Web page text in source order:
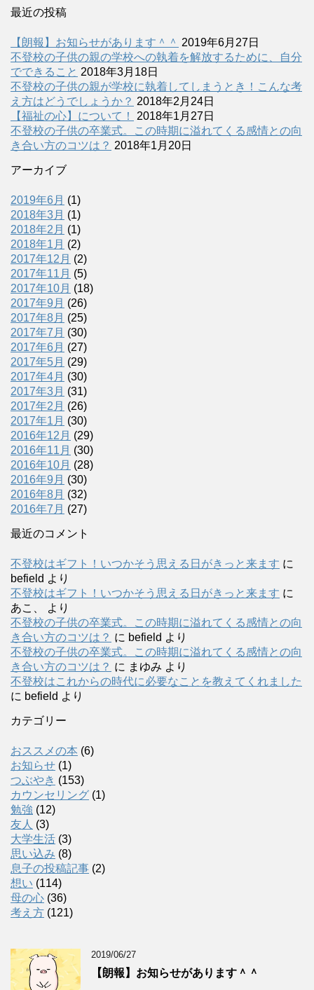
最近の投稿
【朗報】お知らせがあります＾＾ 2019年6月27日
不登校の子供の親の学校への執着を解放するために、自分
でできること 2018年3月18日
不登校の子供の親が学校に執着してしまうとき！こんな考
え方はどうでしょうか？ 2018年2月24日
【福祉の心】について！
2018年1月27日
不登校の子供の卒業式。この時期に溢れてくる感情との向
き合い方のコツは？ 2018年1月20日
アーカイブ
2019年6月 (1)
2018年3月 (1)
2018年2月 (1)
2018年1月 (2)
2017年12月 (2)
2017年11月 (5)
2017年10月 (18)
2017年9月 (26)
2017年8月 (25)
2017年7月 (30)
2017年6月 (27)
2017年5月 (29)
2017年4月 (30)
2017年3月 (31)
2017年2月 (26)
2017年1月 (30)
2016年12月 (29)
2016年11月 (30)
2016年10月 (28)
2016年9月 (30)
2016年8月 (32)
2016年7月 (27)
最近のコメント
不登校はギフト！いつかそう思える日がきっと来ます に
befield より
不登校はギフト！いつかそう思える日がきっと来ます に
あこ、
より
不登校の子供の卒業式。この時期に溢れてくる感情との向
き合い方のコツは？ に befield より
不登校の子供の卒業式。この時期に溢れてくる感情との向
き合い方のコツは？ に まゆみ より
不登校はこれからの時代に必要なことを教えてくれました
に befield より
カテゴリー
おススメの本 (6)
お知らせ (1)
つぶやき (153)
カウンセリング (1)
勉強 (12)
友人 (3)
大学生活 (3)
思い込み (8)
息子の投稿記事 (2)
想い (114)
母の心 (36)
考え方 (121)
2019/06/27
【朗報】お知らせがあります＾＾